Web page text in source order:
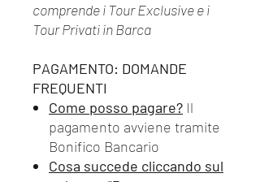
comprende i Tour Exclusive e i
Tour Privati in Barca
PAGAMENTO: DOMANDE
FREQUENTI
Come posso pagare? Il
pagamento avviene tramite
Bonifico Bancario
Cosa succede cliccando sul